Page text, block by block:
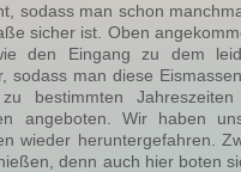
sodass man schon
sicher ist. Oben
den Eingang zu dem
sodass man diese
bestimmten
angeboten. Wir haben
wieder heruntergefahren.
denn auch hier boten